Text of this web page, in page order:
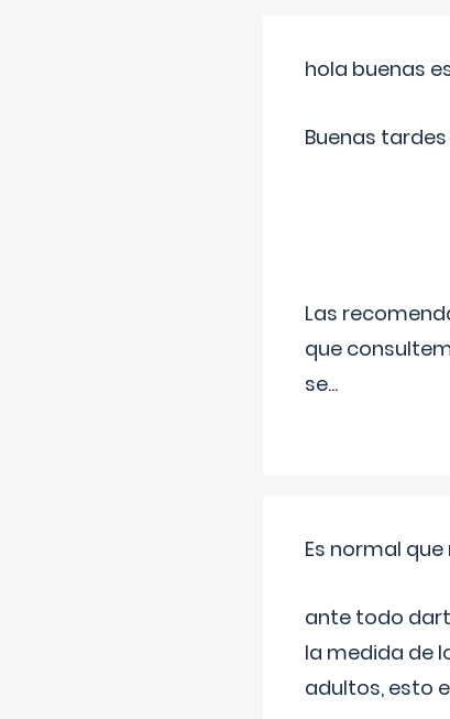
hola buenas
Buenas
Las
que
se...
Es normal
ante todo
la medida de
adultos, esto